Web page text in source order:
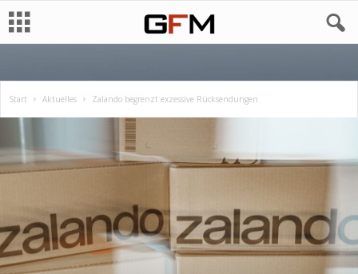
Start Aktuelles Zalando begrenzt exzessive Rücksendungen